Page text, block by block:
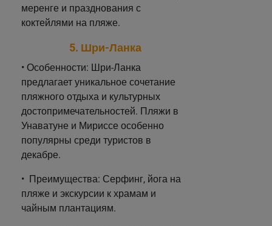
меренге и празднования с
коктейлями на пляже.
5. Шри-Ланка
• Особенности: Шри-Ланка
предлагает уникальное сочетание
пляжного отдыха и культурных
достопримечательностей. Пляжи в
Унаватуне и Мириссе особенно
популярны среди туристов в
декабре.
• Преимущества: Серфинг, йога на
пляже и экскурсии к храмам и
чайным плантациям.